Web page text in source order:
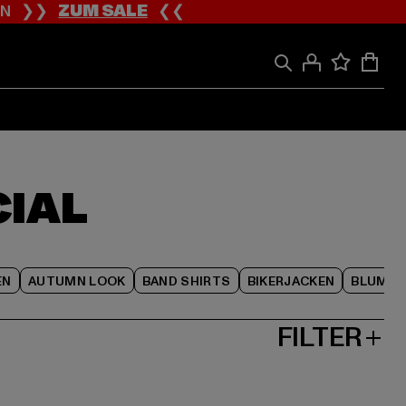
❯❯ZUM SALE❮❮
AUTUMN LOOK BAND SHIRTS BIKERJACKEN
FILTER